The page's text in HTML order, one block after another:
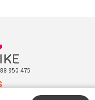
950 475